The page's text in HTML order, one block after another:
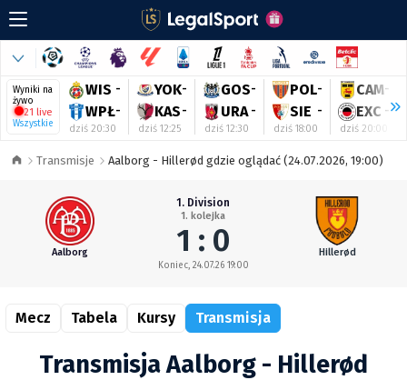
Wyniki na
żywo
21 live
Wszystkie
WIS -
WPŁ-
dziś 20:30
YOK-
KAS-
dziś 12:25
GOS-
URA -
dziś 12:30
POL-
SIE -
dziś 18:00
CAM-
EXC -
dziś 20:00
Transmisje Aalborg - Hillerød gdzie oglądać (24.07.2026, 19:00)
Aalborg
1. Division
1. kolejka
1 : 0
Koniec, 24.07.26 19:00
Hillerød
Mecz Tabela Kursy Transmisja
Transmisja Aalborg - Hillerød